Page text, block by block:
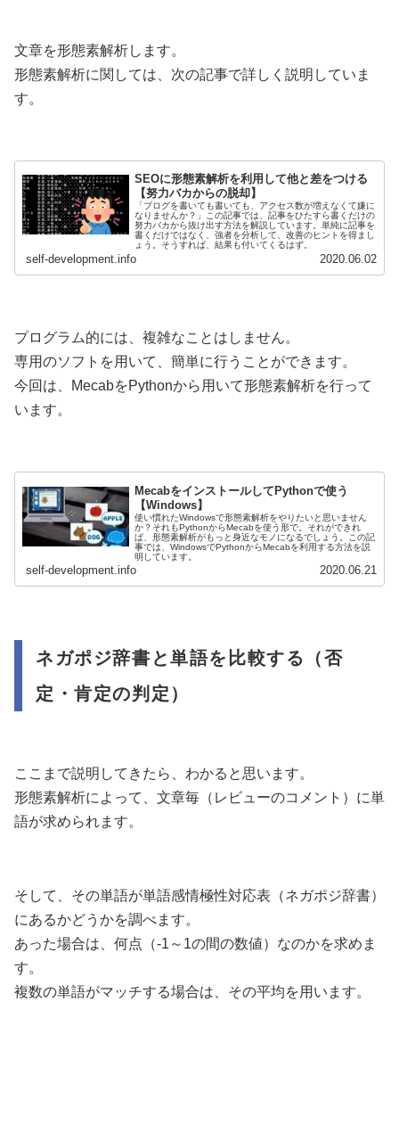
文章を形態素解析します。
形態素解析に関しては、次の記事で詳しく説明していま
す。
SEOに形態素解析を利用して他と差をつける
【努力バカからの脱却】
「ブログを書いても書いても、アクセス数が増えなくて嫌に
なりませんか？」この記事では、記事をひたすら書くだけの
努力バカから抜け出す方法を解説しています。単純に記事を
書くだけではなく、強者を分析して、改善のヒントを得まし
ょう。そうすれば、結果も付いてくるはず。
self-development.info 2020.06.02
プログラム的には、複雑なことはしません。
専用のソフトを用いて、簡単に行うことができます。
今回は、MecabをPythonから用いて形態素解析を行って
います。
MecabをインストールしてPythonで使う
【Windows】
使い慣れたWindowsで形態素解析をやりたいと思いません
か？それもPythonからMecabを使う形で。それができれ
ば、形態素解析がもっと身近なモノになるでしょう。この記
事では、WindowsでPythonからMecabを利用する方法を説
明しています。
self-development.info 2020.06.21
ネガポジ辞書と単語を比較する（否
定・肯定の判定）
ここまで説明してきたら、わかると思います。
形態素解析によって、文章毎（レビューのコメント）に単
語が求められます。
そして、その単語が単語感情極性対応表（ネガポジ辞書）
にあるかどうかを調べます。
あった場合は、何点（-1～1の間の数値）なのかを求めま
す。
複数の単語がマッチする場合は、その平均を用います。